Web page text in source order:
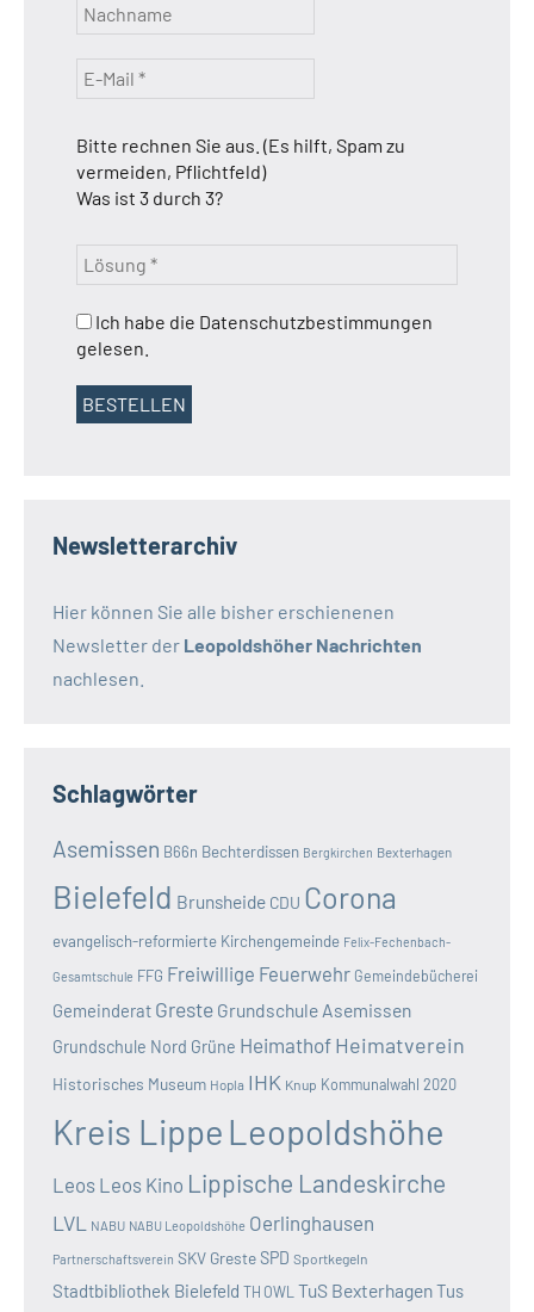
Bitte rechnen Sie aus. (Es hilft, Spam zu
vermeiden, Pflichtfeld)
Was ist 3 durch 3?
Ich habe die Datenschutzbestimmungen
gelesen.
Newsletterarchiv
Hier können Sie alle bisher erschienenen
Newsletter der Leopoldshöher Nachrichten
nachlesen.
Schlagwörter
Asemissen B66n Bechterdissen Bergkirchen Bexterhagen
Bielefeld Brunsheide CDU Corona
evangelisch-reformierte Kirchengemeinde Felix-Fechenbach-
Gesamtschule FFG Freiwillige Feuerwehr Gemeindebücherei
Gemeinderat Greste Grundschule Asemissen
Grundschule Nord Grüne Heimathof Heimatverein
Historisches Museum Hopla IHK Knup Kommunalwahl 2020
Kreis Lippe Leopoldshöhe
Leos Leos Kino Lippische Landeskirche
LVL NABU NABU Leopoldshöhe Oerlinghausen
Partnerschaftsverein SKV GresteSPD Sportkegeln
Stadtbibliothek Bielefeld TH OWL TuS BexterhagenTus